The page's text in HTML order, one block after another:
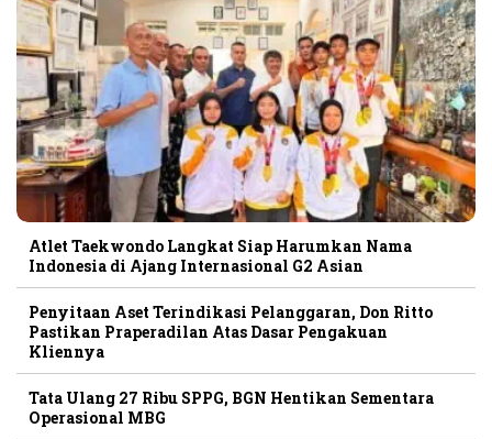
Atlet Taekwondo Langkat Siap Harumkan Nama
Indonesia di Ajang Internasional G2 Asian
Penyitaan Aset Terindikasi Pelanggaran, Don Ritto
Pastikan Praperadilan Atas Dasar Pengakuan
Kliennya
Tata Ulang 27 Ribu SPPG, BGN Hentikan Sementara
Operasional MBG